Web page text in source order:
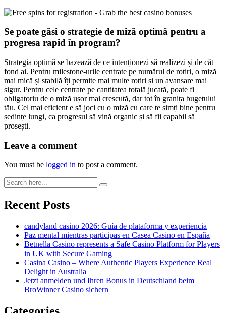
Se poate găsi o strategie de miză optimă pentru a
progresa rapid în program?
Strategia optimă se bazează de ce intenționezi să realizezi și de cât
fond ai. Pentru milestone-urile centrate pe numărul de rotiri, o miză
mai mică și stabilă îți permite mai multe rotiri și un avansare mai
sigur. Pentru cele centrate pe cantitatea totală jucată, poate fi
obligatoriu de o miză ușor mai crescută, dar tot în granița bugetului
tău. Cel mai eficient e să joci cu o miză cu care te simți bine pentru
ședințe lungi, ca progresul să vină organic și să fii capabil să
prosești.
Leave a comment
You must be logged in to post a comment.
Recent Posts
candyland casino 2026: Guía de plataforma y experiencia
Paz mental mientras participas en Casea Casino en España
Betnella Casino represents a Safe Casino Platform for Players
in UK with Secure Gaming
Casina Casino – Where Authentic Players Experience Real
Delight in Australia
Jetzt anmelden und Ihren Bonus in Deutschland beim
BroWinner Casino sichern